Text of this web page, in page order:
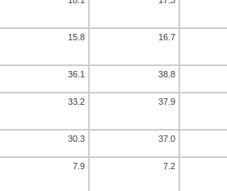
15.8 16.7
36.1 38.8
33.2 37.9
30.3 37.0
7.9 7.2